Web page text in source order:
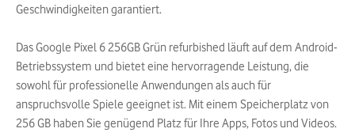
Geschwindigkeiten garantiert.
Das Google Pixel 6 256GB Grün refurbished läuft auf dem Android-
Betriebssystem und bietet eine hervorragende Leistung, die
sowohl für professionelle Anwendungen als auch für
anspruchsvolle Spiele geeignet ist. Mit einem Speicherplatz von
256 GB haben Sie genügend Platz für Ihre Apps, Fotos und Videos.